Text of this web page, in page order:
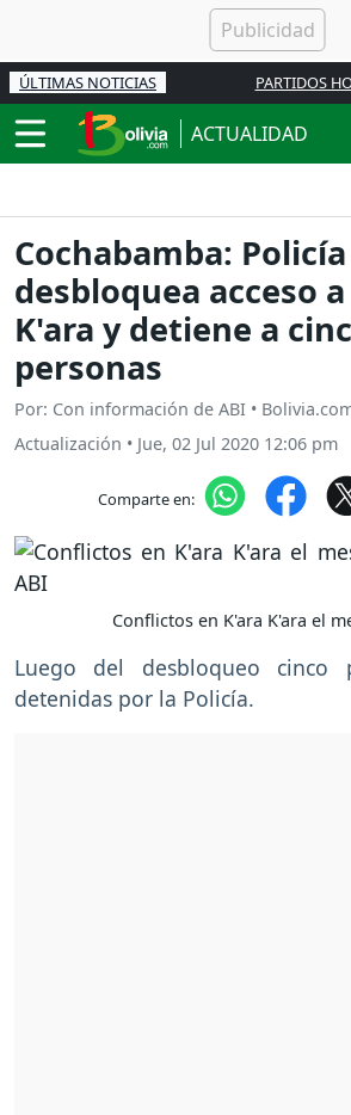
ÚLTIMAS NOTICIAS PARTIDOS
ACTUALIDAD
Cochabamba: Policía
desbloquea acceso
K'ara y detiene a
personas
Por: Con información de ABI •
Actualización • Jue, 02 Jul 2020 12:06 pm
Comparte en:
Conflictos en K'ara K'ara el
Luego del desbloqueo cinco
detenidas por la Policía.